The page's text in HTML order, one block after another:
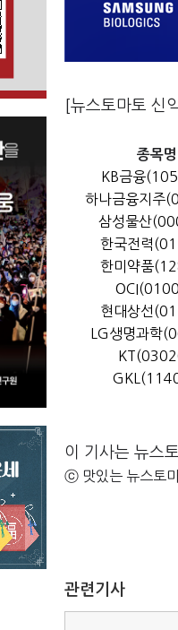
[뉴스토마토 신
종목명
KB금융
하나금융지주
삼성물산
한국전력
한미약품
현대상선
LG생명과학
이 기사는 뉴스
ⓒ 맛있는 뉴스토
관련기사